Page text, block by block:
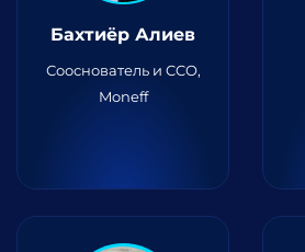
Бахтиёр Алиев
Сооснователь и CCO,
Moneff